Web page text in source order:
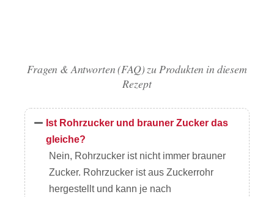
Fragen & Antworten (FAQ) zu Produkten in diesem
Rezept
Ist Rohrzucker und brauner Zucker das
gleiche?
Nein, Rohrzucker ist nicht immer brauner
Zucker. Rohrzucker ist aus Zuckerrohr
hergestellt und kann je nach